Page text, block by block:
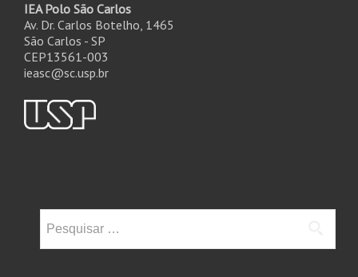
IEA Polo São Carlos
Av. Dr. Carlos Botelho, 1465
São Carlos - SP
CEP13561-003
ieasc@sc.usp.br